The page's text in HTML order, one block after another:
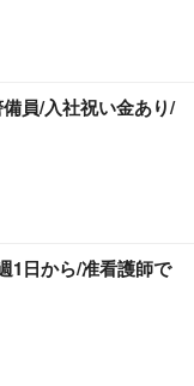
員/入社祝い金あり/
1日から/准看護師で